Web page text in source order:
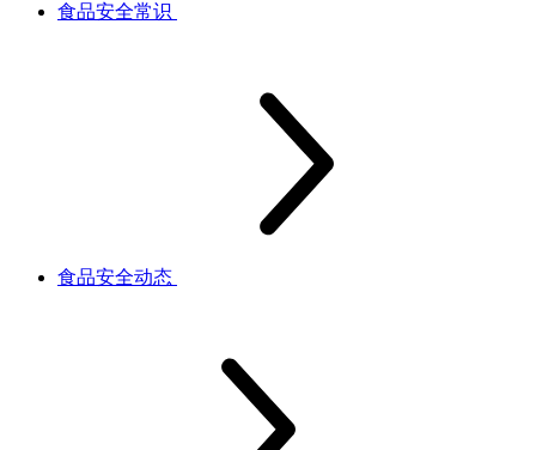
食品安全常识
食品安全动态